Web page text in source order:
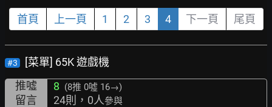
首頁 上一頁 1 2 3 4 下一頁 尾頁
#3
[菜單] 65K 遊戲機
推噓
8 (8推 0噓 16→)
留言 24則，0人參與